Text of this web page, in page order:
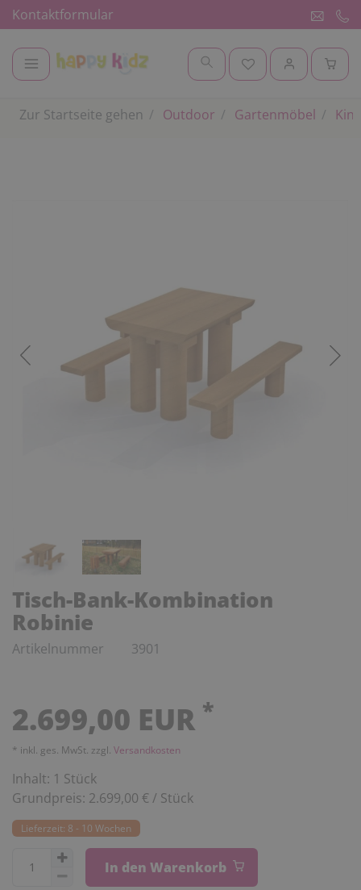
Kontaktformular
Zur Startseite gehen Outdoor Gartenmöbel
Tisch-Bank-Kombination
Robinie
Artikelnummer 3901
2.699,00 EUR *
* inkl. ges. MwSt. zzgl. Versandkosten
Inhalt: 1 Stück
Grundpreis: 2.699,00 € / Stück
Lieferzeit: 8 - 10 Wochen
In den Warenkorb